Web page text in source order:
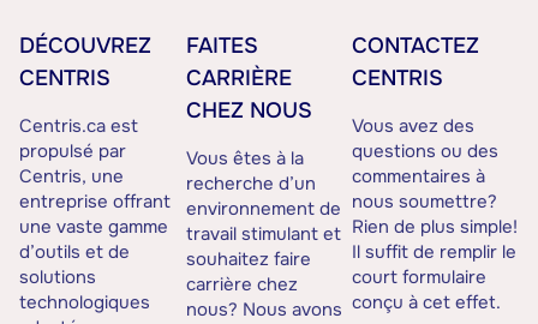
DÉCOUVREZ
CENTRIS
Centris.ca est
propulsé par
Centris, une
entreprise offrant
une vaste gamme
d’outils et de
solutions
technologiques
FAITES
CARRIÈRE
CHEZ NOUS
Vous êtes à la
recherche d’un
environnement de
travail stimulant et
souhaitez faire
carrière chez
nous? Nous avons
CONTACTEZ
CENTRIS
Vous avez des
questions ou des
commentaires à
nous soumettre?
Rien de plus simple!
Il suffit de remplir le
court formulaire
conçu à cet effet.